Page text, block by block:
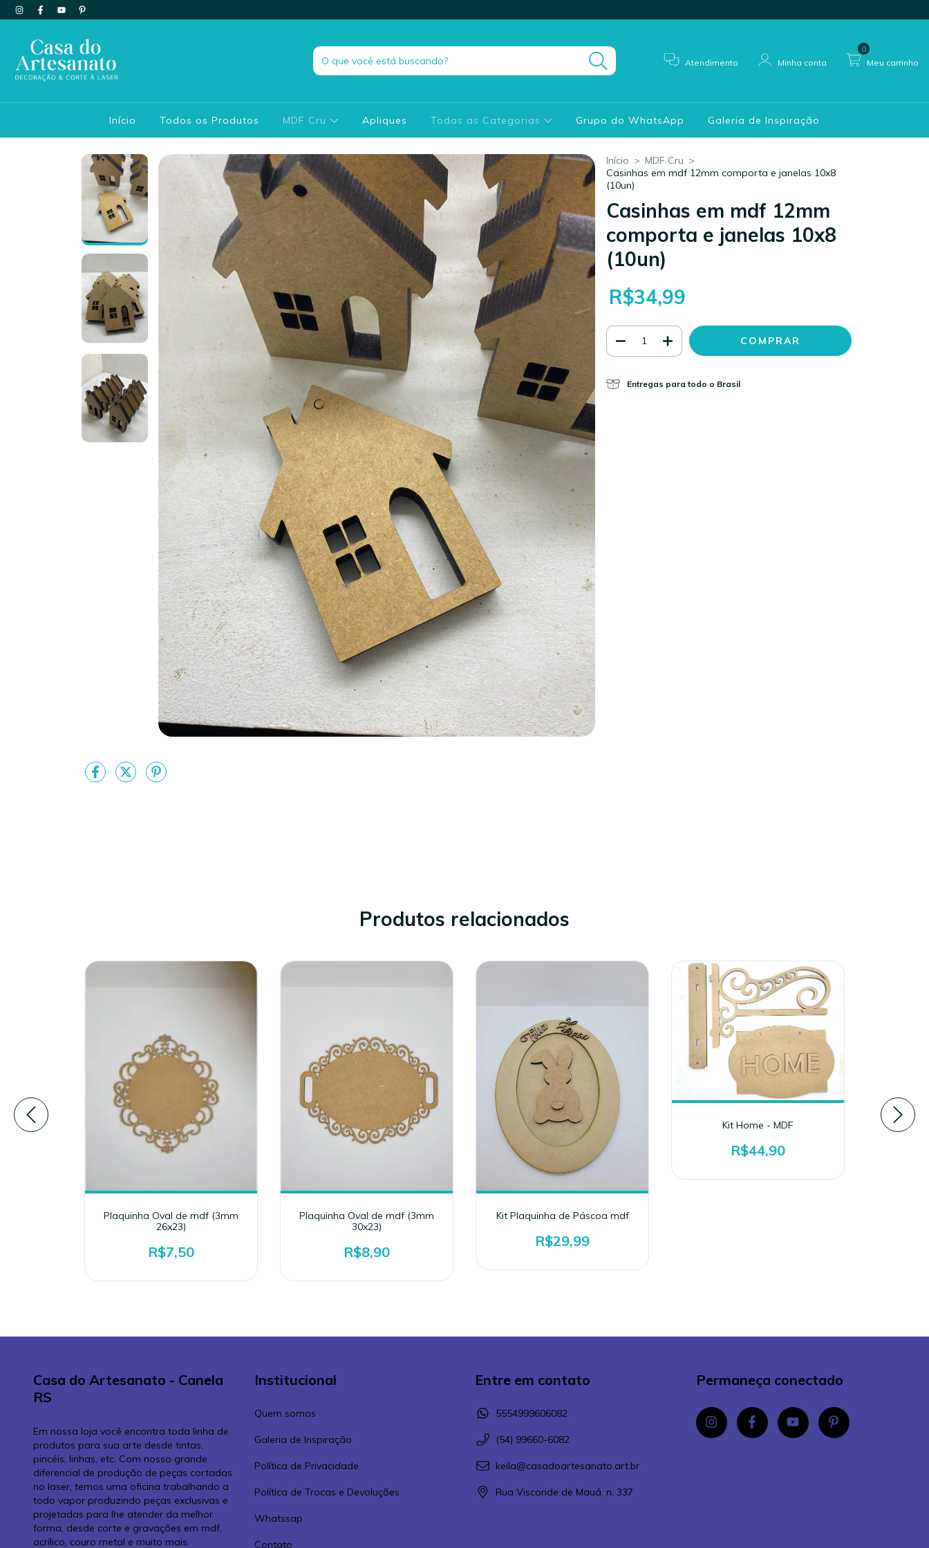
Atendimento Minha conta Meu carrinho
0
Início Todos os Produtos MDF Cru Apliques Todas as Categorias Grupo do WhatsApp Galeria de Inspiração
Início > MDF Cru >
Casinhas em mdf 12mm comporta e janelas 10x8
(10un)
Casinhas em mdf 12mm
comporta e janelas 10x8
(10un)
R$34,99
Entregas para todo o Brasil
Produtos relacionados
Plaquinha Oval de mdf (3mm
26x23)
R$7,50
Plaquinha Oval de mdf (3mm
30x23)
R$8,90
Kit Plaquinha de Páscoa mdf
R$29,99
Kit Home - MDF
R$44,90
Casa do Artesanato - Canela
RS
Em nossa loja você encontra toda linha de
produtos para sua arte desde tintas,
pincéis, linhas, etc. Com nosso grande
diferencial de produção de peças cortadas
no laser, temos uma oficina trabalhando a
todo vapor produzindo peças exclusivas e
projetadas para lhe atender da melhor
forma, desde corte e gravações em mdf,
acrílico, couro metal e muito mais.
Institucional
Quem somos
Galeria de Inspiração
Política de Privacidade
Política de Trocas e Devoluções
Whatssap
Contato
Entre em contato
5554999606082
(54) 99660-6082
keila@casadoartesanato.art.br
Rua Visconde de Mauá, n. 337
Permaneça conectado